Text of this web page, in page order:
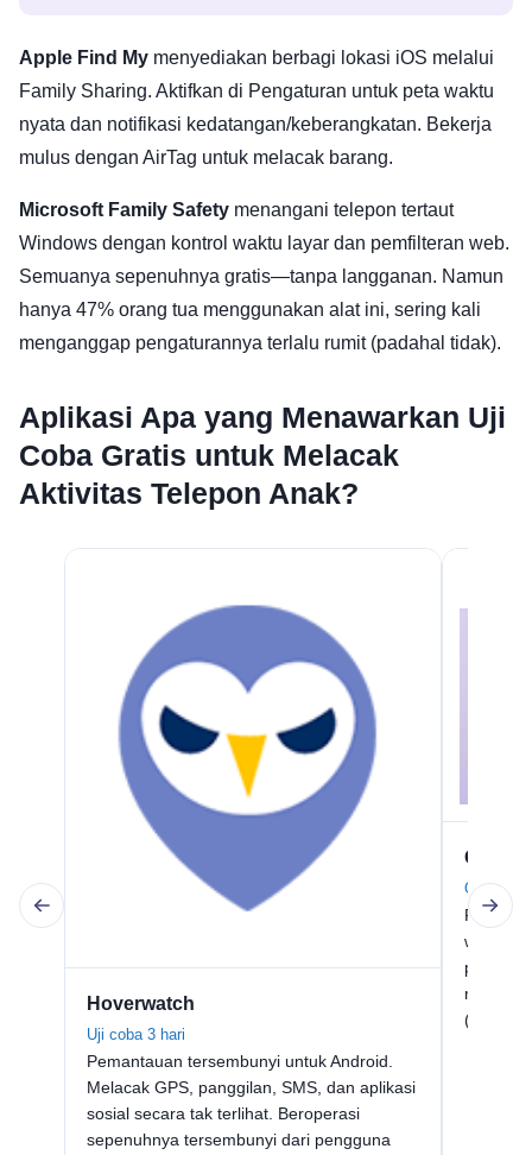
Apple Find My menyediakan berbagi lokasi iOS melalui
Family Sharing. Aktifkan di Pengaturan untuk peta waktu
nyata dan notifikasi kedatangan/keberangkatan. Bekerja
mulus dengan AirTag untuk melacak barang.
Microsoft Family Safety menangani telepon tertaut
Windows dengan kontrol waktu layar dan pemfilteran web.
Semuanya sepenuhnya gratis—tanpa langganan. Namun
hanya 47% orang tua menggunakan alat ini, sering kali
menganggap pengaturannya terlalu rumit (padahal tidak).
Aplikasi Apa yang Menawarkan Uji
Coba Gratis untuk Melacak
Aktivitas Telepon Anak?
Hoverwatch
Uji coba 3 hari
Pemantauan tersembunyi untuk Android.
Melacak GPS, panggilan, SMS, dan aplikasi
sosial secara tak terlihat. Beroperasi
sepenuhnya tersembunyi dari pengguna
Qustodio
waktu.
($4,58/